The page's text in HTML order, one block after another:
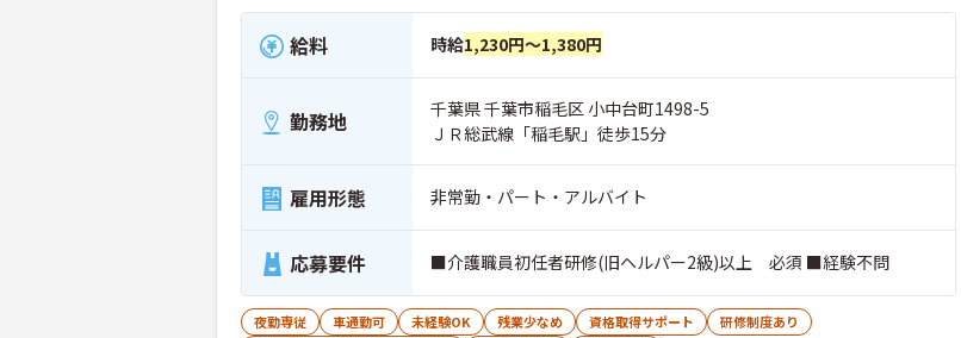
給料 時給1,230円～1,380円
勤務地
千葉県 千葉市稲毛区 小中台町1498-5
ＪＲ総武線「稲毛駅」徒歩15分
雇用形態 非常勤・パート・アルバイト
応募要件 ■介護職員初任者研修(旧ヘルパー2級)以上 必須 ■経験不問
夜勤専従 車通勤可 未経験OK 残業少なめ 資格取得サポート
研修制度あり